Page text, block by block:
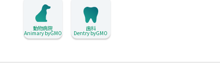
動物病院
Animary byGMO
歯科
Dentry byGMO